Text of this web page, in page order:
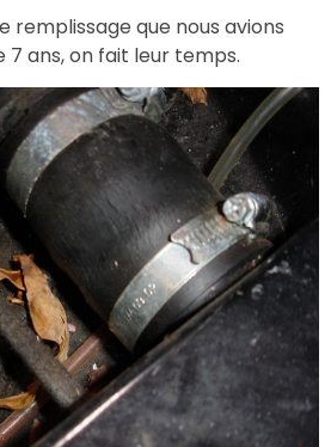
remplissage que nous avions
7 ans, on fait leur temps.